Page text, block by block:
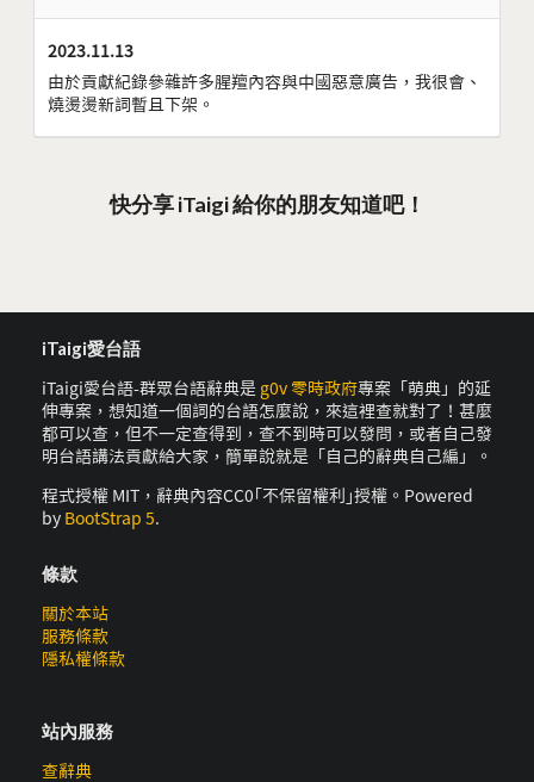
2023.11.13
由於貢獻紀錄參雜許多腥羶內容與中國惡意廣告，我很會、
燒燙燙新詞暫且下架。
快分享 iTaigi 給你的朋友知道吧！
iTaigi愛台語
iTaigi愛台語-群眾台語辭典是 g0v 零時政府專案「萌典」的延
伸專案，想知道一個詞的台語怎麼說，來這裡查就對了！甚麼
都可以查，但不一定查得到，查不到時可以發問，或者自己發
明台語講法貢獻給大家，簡單說就是「自己的辭典自己編」。
程式授權 MIT，辭典內容CC0｢不保留權利｣授權。Powered
by BootStrap 5.
條款
關於本站
服務條款
隱私權條款
站內服務
查辭典